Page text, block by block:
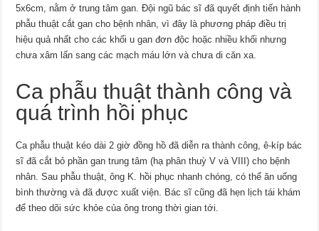
5x6cm, nằm ở trung tâm gan. Đội ngũ bác sĩ đã quyết định tiến hành
phẫu thuật cắt gan cho bệnh nhân, vì đây là phương pháp điều trị
hiệu quả nhất cho các khối u gan đơn độc hoặc nhiều khối nhưng
chưa xâm lấn sang các mạch máu lớn và chưa di căn xa.
Ca phẫu thuật thành công và
quá trình hồi phục
Ca phẫu thuật kéo dài 2 giờ đồng hồ đã diễn ra thành công, ê-kíp bác
sĩ đã cắt bỏ phần gan trung tâm (hạ phân thuỳ V và VIII) cho bệnh
nhân. Sau phẫu thuật, ông K. hồi phục nhanh chóng, có thể ăn uống
bình thường và đã được xuất viện. Bác sĩ cũng đã hẹn lịch tái khám
để theo dõi sức khỏe của ông trong thời gian tới.